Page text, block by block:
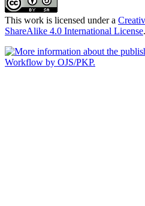
This work is licensed under a
ShareAlike 4.0 International License.